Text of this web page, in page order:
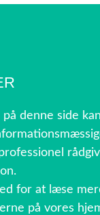
på denne side
for at læse
på vores